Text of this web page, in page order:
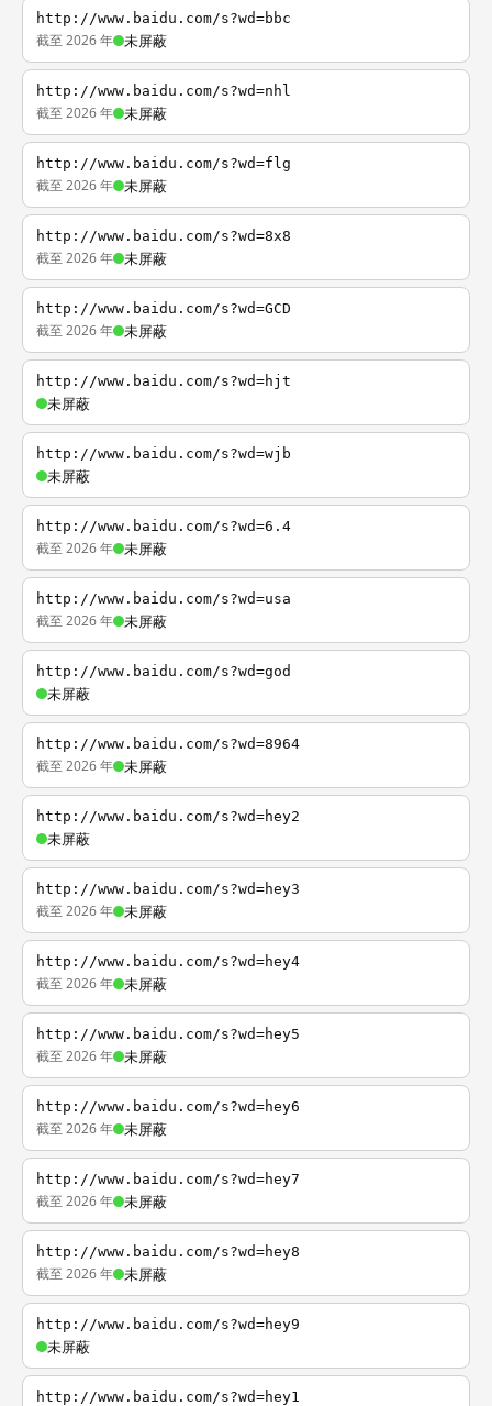
http://www.baidu.com/s?wd=bbc
截至 2026 年 未屏蔽
http://www.baidu.com/s?wd=nhl
截至 2026 年 未屏蔽
http://www.baidu.com/s?wd=flg
截至 2026 年 未屏蔽
http://www.baidu.com/s?wd=8x8
截至 2026 年 未屏蔽
http://www.baidu.com/s?wd=GCD
截至 2026 年 未屏蔽
http://www.baidu.com/s?wd=hjt
未屏蔽
http://www.baidu.com/s?wd=wjb
未屏蔽
http://www.baidu.com/s?wd=6.4
截至 2026 年 未屏蔽
http://www.baidu.com/s?wd=usa
截至 2026 年 未屏蔽
http://www.baidu.com/s?wd=god
未屏蔽
http://www.baidu.com/s?wd=8964
截至 2026 年 未屏蔽
http://www.baidu.com/s?wd=hey2
未屏蔽
http://www.baidu.com/s?wd=hey3
截至 2026 年 未屏蔽
http://www.baidu.com/s?wd=hey4
截至 2026 年 未屏蔽
http://www.baidu.com/s?wd=hey5
截至 2026 年 未屏蔽
http://www.baidu.com/s?wd=hey6
截至 2026 年 未屏蔽
http://www.baidu.com/s?wd=hey7
截至 2026 年 未屏蔽
http://www.baidu.com/s?wd=hey8
截至 2026 年 未屏蔽
http://www.baidu.com/s?wd=hey9
未屏蔽
http://www.baidu.com/s?wd=hey1